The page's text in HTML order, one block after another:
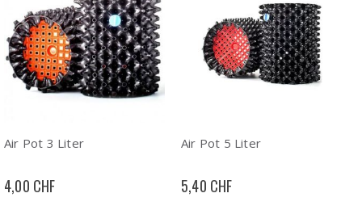
Air Pot 3 Liter
4,00 CHF
Air Pot 5 Liter
5,40 CHF